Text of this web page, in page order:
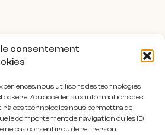
consentement
nous utilisons des technologies
et/ou accéder aux informations des
à ces technologies nous permettra de
le comportement de navigation ou les ID
ne pas consentir ou de retirer son